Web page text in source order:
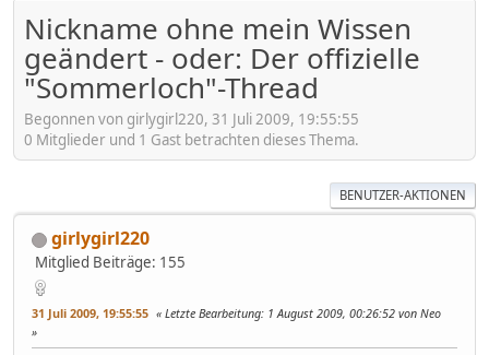
Nickname ohne mein Wissen
geändert - oder: Der offizielle
"Sommerloch"-Thread
Begonnen von girlygirl220, 31 Juli 2009, 19:55:55
0 Mitglieder und 1 Gast betrachten dieses Thema.
BENUTZER-AKTIONEN
girlygirl220
Mitglied Beiträge: 155
31 Juli 2009, 19:55:55 Letzte Bearbeitung: 1 August 2009, 00:26:52 von Neo